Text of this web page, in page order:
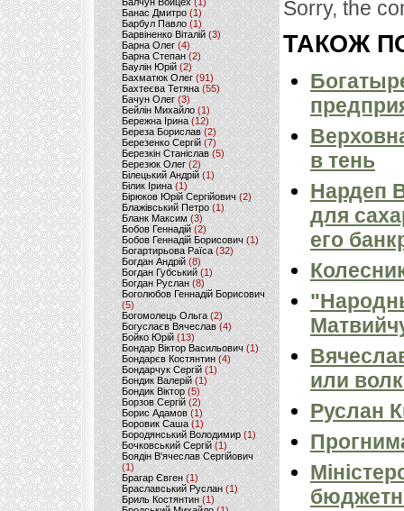
Банас Дмитро (1)
Барбул Павло(1)
Барвіненко Віталій(3)
Барна Олег (4)
Барна Степан (2)
Баулін Юрій (2)
Бахматюк Олег (91)
Бахтеєва Тетяна(55)
Бачун Олег (3)
Бейлін Михайло (1)
Бережна Ірина(12)
Береза Борислав(2)
Березенко Сергій (7)
Березкін Станіслав (5)
Березюк Олег(2)
Білецький Андрій (1)
Білик Ірина (1)
Бірюков Юрій Сергійович (2)
Блажівський Петро (1)
Бланк Максим(3)
Бобов Геннадій (2)
Бобов Геннадій Борисович (1)
Богартирьова Раїса (32)
Богдан Андрій(8)
Богдан Губський (1)
Богдан Руслан(8)
Боголюбов Геннадій Борисович
(5)
Богомолець Ольга (2)
Богуслаєв Вячеслав (4)
Бойко Юрій (13)
Бондар Віктор Васильович (1)
Бондарєв Костянтин (4)
Бондарчук Сергій(1)
Бондик Валерій (1)
Бондик Віктор(5)
Борзов Сергiй (2)
Борис Адамов(1)
Боровик Саша (1)
Бородянський Володимир (1)
Бочковський Сергій (1)
Боядін В'ячеслав Сергійович
(1)
Брагар Євген (1)
Браславський Руслан (1)
Бриль Костянтин (1)
Sorry, the
ТАКОЖ
в тень
Нардеп
для
его
или
Руслан